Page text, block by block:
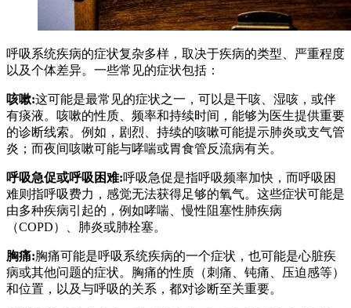
呼吸系统疾病的症状复杂多样，取决于疾病的类型、严重程度
以及个体差异。一些常见的症状包括：
咳嗽:这可能是最常见的症状之一，可以是干咳、湿咳，或伴
有痰液。咳嗽的性质、频率和持续时间，能够为医生提供重要
的诊断线索。例如，剧烈、持续的咳嗽可能提示肺炎或支气管
炎；而夜间咳嗽可能与哮喘或胃食管反流病有关。
呼吸急促或呼吸困难:呼吸急促是指呼吸频率加快，而呼吸困
难则指呼吸费力，感觉无法获得足够的氧气。这些症状可能是
由多种疾病引起的，例如哮喘、慢性阻塞性肺疾病
（COPD）、肺炎或肺栓塞。
胸痛:胸痛可能是呼吸系统疾病的一个症状，也可能是心脏疾
病或其他问题的症状。胸痛的性质（刺痛、钝痛、压迫感等）
和位置，以及与呼吸的关系，都对诊断至关重要。